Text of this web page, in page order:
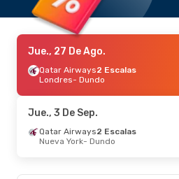
Jue., 27 De Ago.
Qatar Airways2 Escalas
Londres- Dundo
Jue., 3 De Sep.
Qatar Airways2 Escalas
Nueva York- Dundo